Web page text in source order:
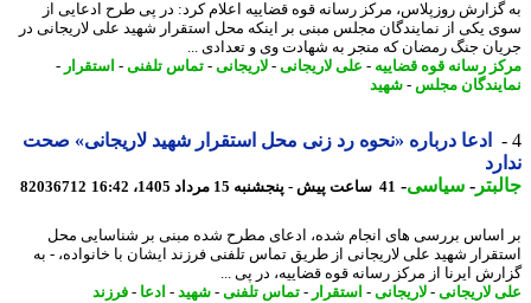
روزپلاس، مرکز رسانه قوه قضاییه اعلام کرد: در پی طرح ادعایی از
یکی از نمایندگان مجلس مبنی بر اینکه محل استقرار شهید علی لاریجانی در
جنگ رمضان که منجر به شهادت وی و تعدادی ...
رسانه قوه قضاییه-علی لاریجانی-لاریجانی-تماس تلفنی-استقرار-
مجلس-شهید
ادعا درباره «نحوه رد زنی محل استقرار شهید لاریجانی» صحت
-سیاسی-41 ساعت پیش - پنجشنبه 15 مرداد 1405، 16:42 82036712
بررسی های انجام شده، ادعای مطرح شده مبنی بر شناسایی محل
شهید علی لاریجانی از طریق تماس تلفنی فرزند ایشان با خانواده، - به
ایرنا از مرکز رسانه قوه قضاییه، در پی ...
لاریجانی-لاریجانی-استقرار- تماس تلفنی-شهید-ادعا -فرزند